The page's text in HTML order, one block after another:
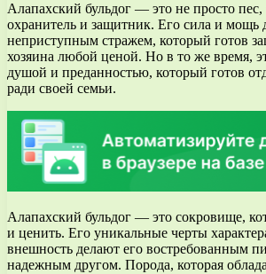
Алапахский бульдог — это не просто
охранитель и защитник. Его сила и мощь
неприступным стражем, который готов
хозяина любой ценой. Но в то же время,
душой и преданностью, который готов
ради своей семьи.
Алапахский бульдог — это сокровище,
и ценить. Его уникальные черты
внешность делают его востребованным
надежным другом. Порода, которая